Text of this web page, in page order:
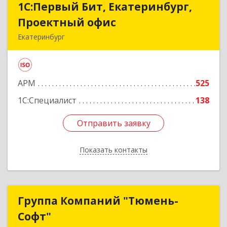
1С:Первый Бит, Екатеринбург,
Проектный офис
Екатеринбург
АРМ
525
1С:Специалист
138
Отправить заявку
Показать контакты
1С:Первый Бит, Екатеринбург,
Проектный офис
Подробнее
Отправить заявку
Назад
Группа Компаний "Тюмень-
Софт"
Группа Компаний "Тюмень-